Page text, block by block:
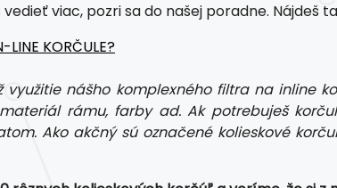
viac, pozri sa do našej poradne. Nájdeš
LINE KORČULE?
využitie nášho komplexného filtra na inline
materiál rámu, farby ad. Ak potrebuješ
Ako akčný sú označené kolieskové